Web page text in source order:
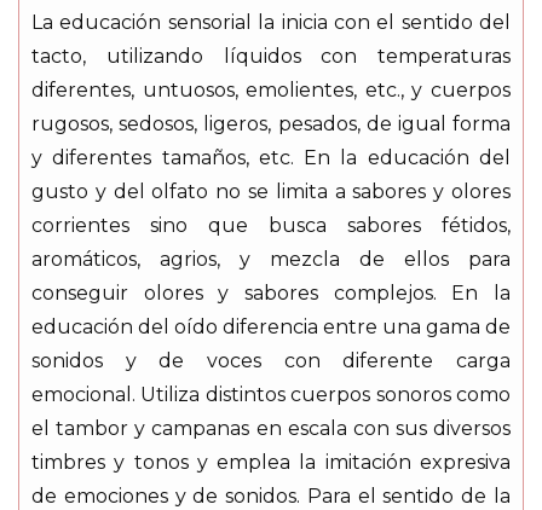
La educación sensorial la inicia con el sentido del
tacto, utilizando líquidos con temperaturas
diferentes, untuosos, emolientes, etc., y cuerpos
rugosos, sedosos, ligeros, pesados, de igual forma
y diferentes tamaños, etc. En la educación del
gusto y del olfato no se limita a sabores y olores
corrientes sino que busca sabores fétidos,
aromáticos, agrios, y mezcla de ellos para
conseguir olores y sabores complejos. En la
educación del oído diferencia entre una gama de
sonidos y de voces con diferente carga
emocional. Utiliza distintos cuerpos sonoros como
el tambor y campanas en escala con sus diversos
timbres y tonos y emplea la imitación expresiva
de emociones y de sonidos. Para el sentido de la